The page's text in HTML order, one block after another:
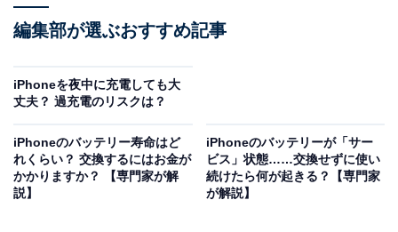
WWDC 2025の発表にて、新しいiOSの名称が「iOS
ば、「iOS 18」の次は「iOS 19」になるところですが、
今回から命名のルールが変更となりました。
この変更は、iPhone、iPad、Mac、Apple Watch、Apple
TV、Apple Vision Proを動かす全てのソフトウェアプラ
編集部が選ぶおすすめ記事
iPhoneを夜中に充電しても大
丈夫？ 過充電のリスクは？
iPhoneのバッテリー寿命はど
れくらい？ 交換するにはお金が
かかりますか？ 【専門家が解
説】
iPhoneのバッテリーが「サー
ビス」状態……交換せずに使い
続けたら何が起きる？【専門家
が解説】